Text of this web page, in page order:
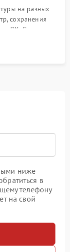
на разных
сохранения
ПК. Проверка
качества.
ниже
в
телефону
на свой